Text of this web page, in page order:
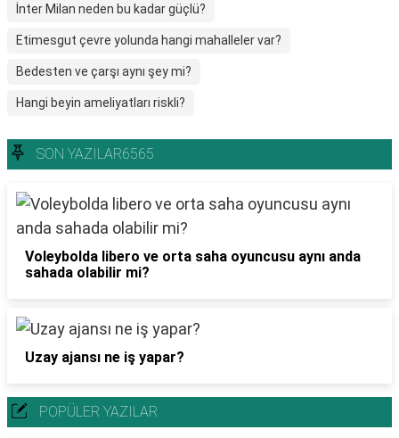
İnter Milan neden bu kadar güçlü?
Etimesgut çevre yolunda hangi mahalleler var?
Bedesten ve çarşı aynı şey mi?
Hangi beyin ameliyatları riskli?
SON YAZILAR6565
Voleybolda libero ve orta saha oyuncusu aynı anda
sahada olabilir mi?
Uzay ajansı ne iş yapar?
POPÜLER YAZILAR